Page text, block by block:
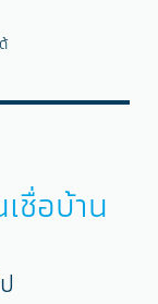
ชื่อบ้าน